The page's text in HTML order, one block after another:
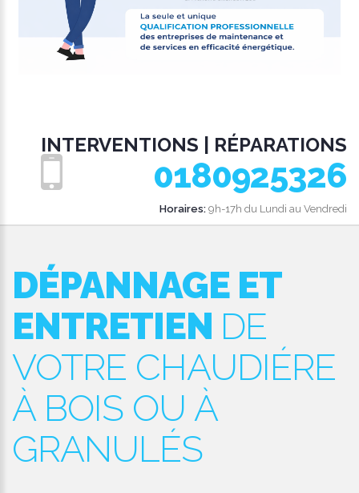
INTERVENTIONS | RÉPARATIONS
0180925326
Horaires: 9h-17h du Lundi au Vendredi
DÉPANNAGE ET
ENTRETIEN DE
VOTRE CHAUDIÉRE
À BOIS OU À
GRANULÉS